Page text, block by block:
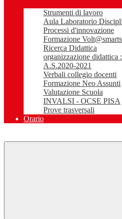
Strumenti di lavoro
Aula Laboratorio
Processi d'innovazione
Formazione
Ricerca Didattica
organizzazione didattica
A.S.2020-2021
Verbali collegio docenti
Formazione Neo Assunti
Valutazione Scuola
INVALSI - OCSE PISA
Prove trasversali
Orario